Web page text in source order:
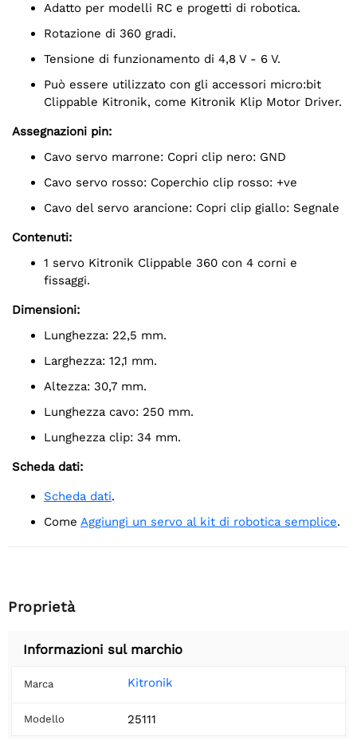
Adatto per modelli RC e progetti di robotica.
Rotazione di 360 gradi.
Tensione di funzionamento di 4,8 V - 6 V.
Può essere utilizzato con gli accessori micro:bit
Clippable Kitronik, come Kitronik Klip Motor Driver.
Assegnazioni pin:
Cavo servo marrone: Copri clip nero: GND
Cavo servo rosso: Coperchio clip rosso: +ve
Cavo del servo arancione: Copri clip giallo: Segnale
Contenuti:
1 servo Kitronik Clippable 360 con 4 corni e
fissaggi.
Dimensioni:
Lunghezza: 22,5 mm.
Larghezza: 12,1 mm.
Altezza: 30,7 mm.
Lunghezza cavo: 250 mm.
Lunghezza clip: 34 mm.
Scheda dati:
Scheda dati.
Come Aggiungi un servo al kit di robotica semplice.
Proprietà
Informazioni sul marchio
Marca Kitronik
Modello 25111